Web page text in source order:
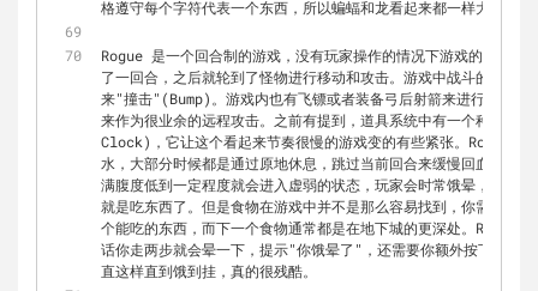
格遵守每个字符代表一个东西，所以蝙蝠和龙看起来都一样大，这
Rogue 是一个回合制的游戏，没有玩家操作的情况下游戏的世界是
了一回合，之后就轮到了怪物进行移动和攻击。游戏中战斗的方式
来"撞击"(Bump)。游戏内也有飞镖或者装备弓后射箭来进行远程攻
来作为很业余的远程攻击。之前有提到，道具系统中有一个种类是
Clock)，它让这个看起来节奏很慢的游戏变的有些紧张。Rogue
水，大部分时候都是通过原地休息，跳过当前回合来缓慢回血。每
满腹度低到一定程度就会进入虚弱的状态，玩家会时常饿晕，最后
就是吃东西了。但是食物在游戏中并不是那么容易找到，你需要关
个能吃的东西，而下一个食物通常都是在地下城的更深处。Rogue
话你走两步就会晕一下，提示"你饿晕了"，还需要你额外按下空格
直这样直到饿到挂，真的很残酷。